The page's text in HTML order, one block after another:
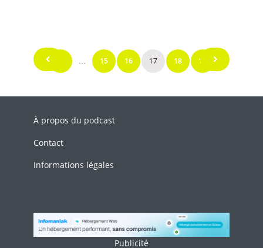
Pagination
15 16 17 18 19
À propos du podcast
Contact
Informations légales
Publicité